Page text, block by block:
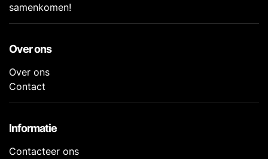
samenkomen!
Over ons
Over ons
Contact
Informatie
Contacteer ons